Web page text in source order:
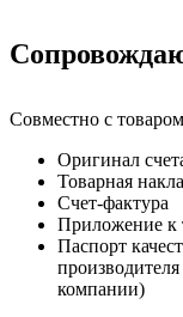
Совместно с
Оригинал
Товарная
Счет-фактура
Приложение к
Паспорт
компании)